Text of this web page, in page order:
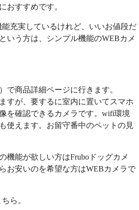
おすすめです。
充実しているけれど、いいお値段だ
いう方は、シンプル機能のWEBカメ
で商品詳細ページに行きます。
すが、要するに室内に置いてスマホ
を確認できるカメラです。wifi環境
使えます。お留守番中のペットの見
機能が欲しい方はFruboドッグカメ
お安いのを希望な方はWEBカメラで
ら。